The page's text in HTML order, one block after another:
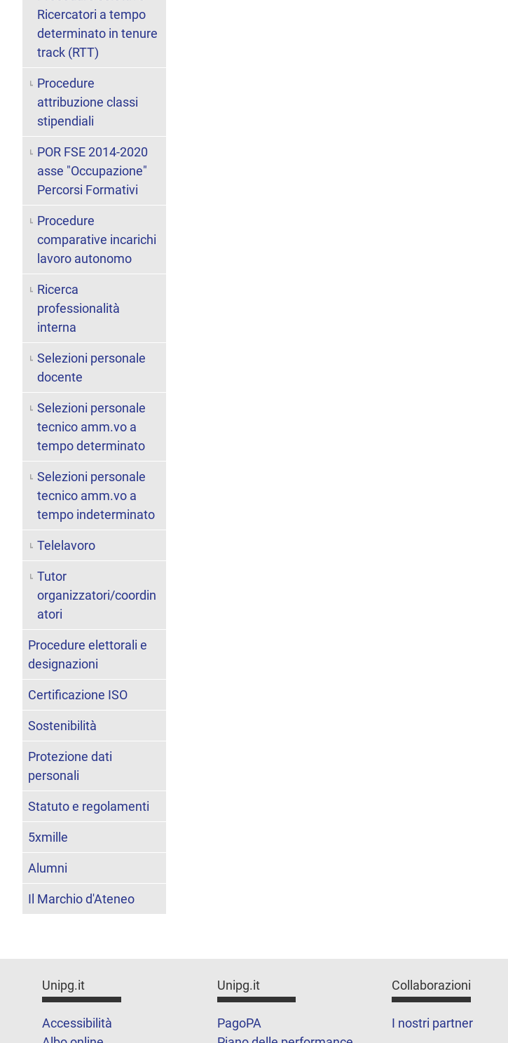
Ricercatori a tempo
determinato in tenure
track (RTT)
Procedure
attribuzione classi
stipendiali
POR FSE 2014-2020
asse "Occupazione"
Percorsi Formativi
Procedure
comparative incarichi
lavoro autonomo
Ricerca
professionalità
interna
Selezioni personale
docente
Selezioni personale
tecnico amm.vo a
tempo determinato
Selezioni personale
tecnico amm.vo a
tempo indeterminato
Telelavoro
Tutor
organizzatori/coordin
atori
Procedure elettorali e
designazioni
Certificazione ISO
Sostenibilità
Protezione dati
personali
Statuto e regolamenti
5xmille
Alumni
Il Marchio d'Ateneo
Unipg.it
Accessibilità
Unipg.it
PagoPA
Collaborazioni
I nostri partner